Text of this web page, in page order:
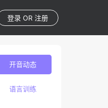
登录 OR 注册
开音动态
语言训练